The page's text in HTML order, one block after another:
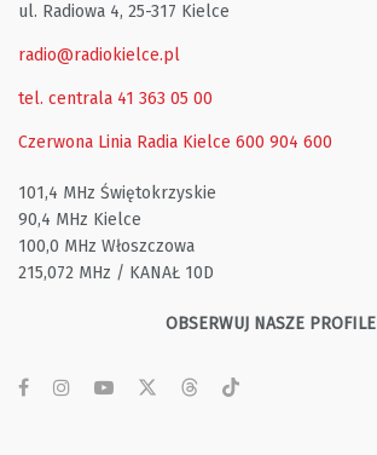
ul. Radiowa 4, 25-317 Kielce
radio@radiokielce.pl
tel. centrala 41 363 05 00
Czerwona Linia Radia Kielce 600 904 600
101,4 MHz Świętokrzyskie
90,4 MHz Kielce
100,0 MHz Włoszczowa
215,072 MHz / KANAŁ 10D
OBSERWUJ NASZE PROFILE